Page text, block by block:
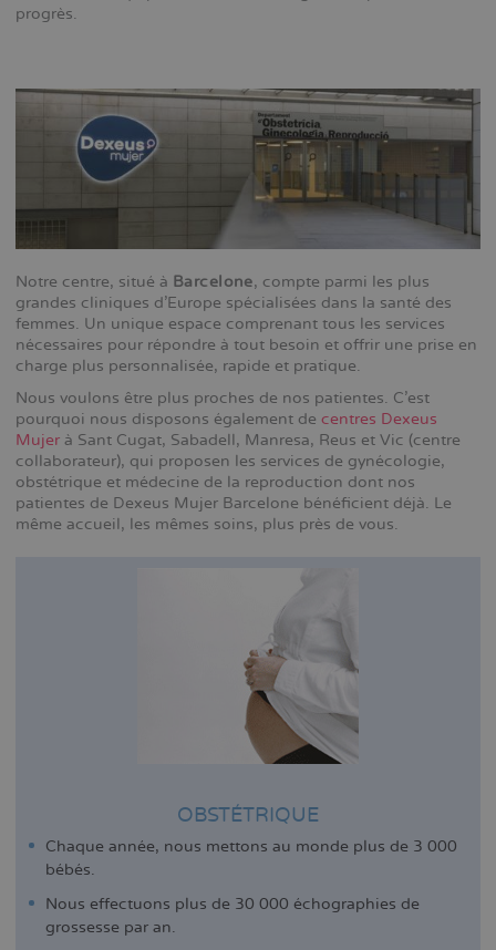
diskretion gör Cenforce till ett självklart val för många.
progrès.
Notre centre, situé à Barcelone, compte parmi les plus
grandes cliniques d'Europe spécialisées dans la santé des
femmes. Un unique espace comprenant tous les services
nécessaires pour répondre à tout besoin et offrir une prise en
charge plus personnalisée, rapide et pratique.
Nous voulons être plus proches de nos patientes. C'est
pourquoi nous disposons également de centres Dexeus
Mujer à Sant Cugat, Sabadell, Manresa, Reus et Vic (centre
collaborateur), qui proposen les services de gynécologie,
obstétrique et médecine de la reproduction dont nos
patientes de Dexeus Mujer Barcelone bénéficient déjà. Le
même accueil, les mêmes soins, plus près de vous.
OBSTÉTRIQUE
Chaque année, nous mettons au monde plus de 3 000
bébés.
Nous effectuons plus de 30 000 échographies de
grossesse par an.